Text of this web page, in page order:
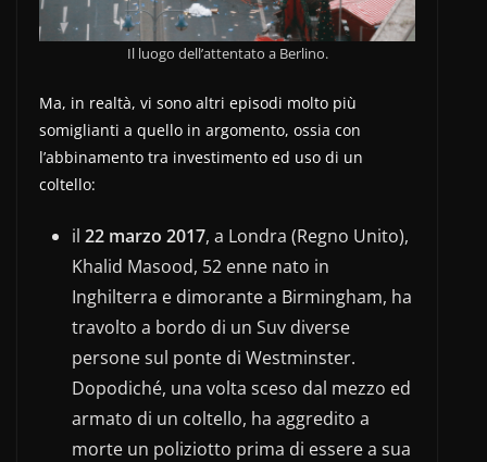
Il luogo dell’attentato a Berlino.
Ma, in realtà, vi sono altri episodi molto più
somiglianti a quello in argomento, ossia con
l’abbinamento tra investimento ed uso di un
coltello:
il 22 marzo 2017, a Londra (Regno Unito),
Khalid Masood, 52 enne nato in
Inghilterra e dimorante a Birmingham, ha
travolto a bordo di un Suv diverse
persone sul ponte di Westminster.
Dopodiché, una volta sceso dal mezzo ed
armato di un coltello, ha aggredito a
morte un poliziotto prima di essere a sua